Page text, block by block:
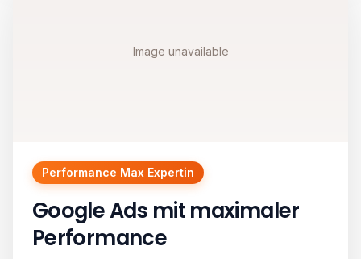
Image unavailable
Performance Max Expertin
Google Ads mit maximaler
Performance